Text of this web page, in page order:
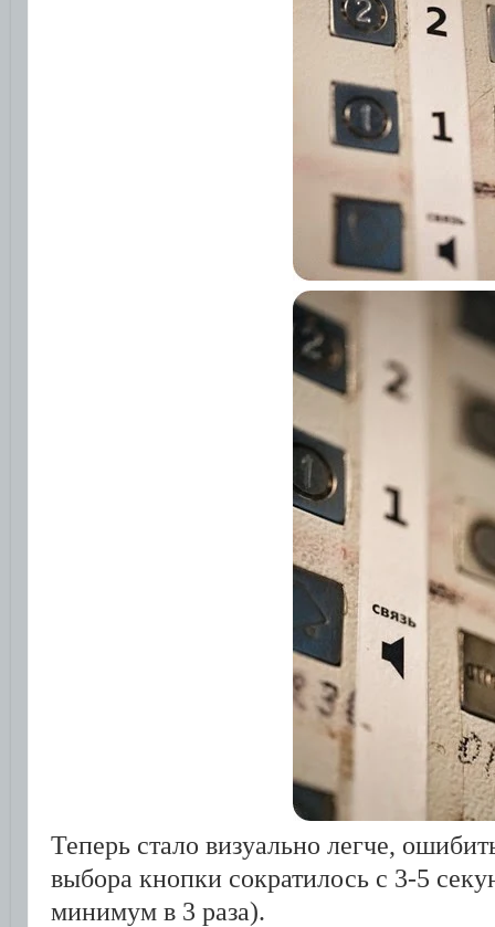
Теперь стало визуально легче,
выбора кнопки сократилось с 3-5
минимум в 3 раза).